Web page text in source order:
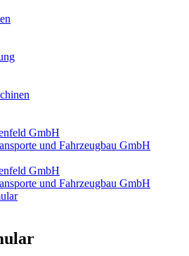
GmbH
und Fahrzeugbau GmbH
GmbH
und Fahrzeugbau GmbH